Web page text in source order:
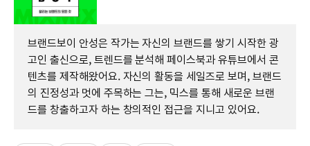
브랜드보이 안성은 작가는 자신의 브랜드를 쌓기 시작한 광
고인 출신으로, 트렌드를 분석해 페이스북과 유튜브에서 콘
텐츠를 제작해왔어요. 자신의 활동을 세일즈로 보며, 브랜드
의 진정성과 멋에 주목하는 그는, 믹스를 통해 새로운 브랜
드를 창출하고자 하는 창의적인 접근을 지니고 있어요.